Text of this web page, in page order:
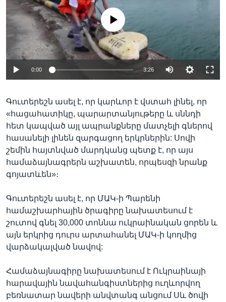
No media source currently available
0:00 3:26
Գուտերեշն ասել է, որ կարևոր է վստահ լինել, որ
«հացահատիկը, պարարտանյութերը և սննդի
հետ կապված այլ ապրանքները մատչելի գներով
հասանելի լինեն զարգացող երկրներին: Սովի
շեմին հայտնված մարդկանց պետք է, որ այս
համաձայնագրերն աշխատեն, որպեսզի նրանք
գոյատևեն»։
Գուտերեշն ասել է, որ ՄԱԿ-ի Պարենի
համաշխարհային ծրագիրը նախատեսում է
շուտով գնել 30,000 տոննա ուկրաինական ցորեն և
այն երկրից դուրս արտահանել ՄԱԿ-ի կողմից
վարձակալված նավով:
Համաձայնագիրը նախատեսում է Ուկրաինայի
հարավային նավահանգիստներից ուղևորվող
բեռնատար նավերի անվտանգ անցում Սև ծովի